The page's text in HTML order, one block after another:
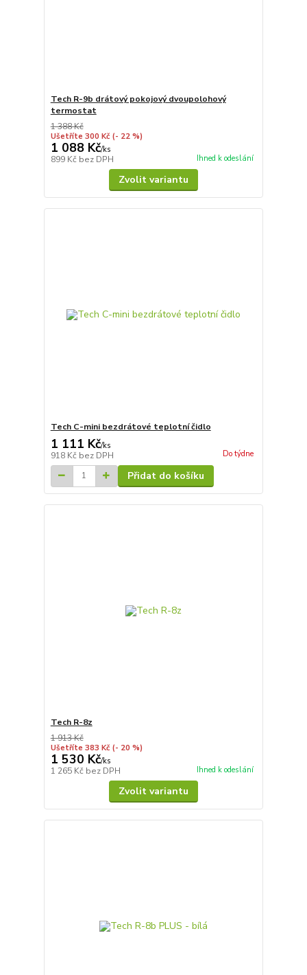
Tech R-9b drátový pokojový dvoupolohový
termostat
1 388 Kč
Ušetříte 300 Kč (- 22 %)
1 088 Kč/ks
899 Kč bez DPH Ihned k odeslání
Zvolit variantu
Tech C-mini bezdrátové teplotní čidlo
1 111 Kč/ks
918 Kč bez DPH Do týdne
Přidat do košíku
Tech R-8z
1 913 Kč
Ušetříte 383 Kč (- 20 %)
1 530 Kč/ks
1 265 Kč bez DPH Ihned k odeslání
Zvolit variantu